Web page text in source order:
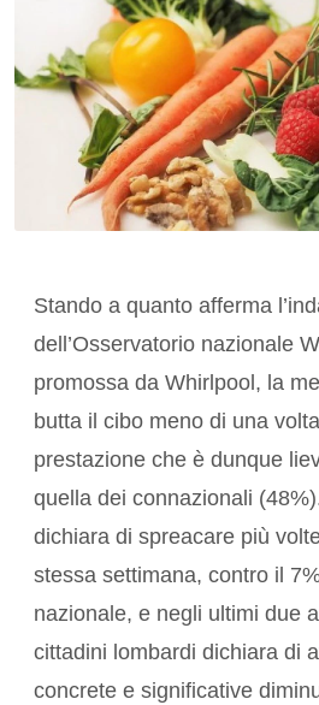
Stando a quanto afferma
dell’Osservatorio nazionale
promossa da Whirlpool, la
butta il cibo meno di una
prestazione che è dunque
quella dei connazionali
dichiara di spreacare più
stessa settimana, contro il
nazionale, e negli ultimi due
cittadini lombardi dichiara di
concrete e significative